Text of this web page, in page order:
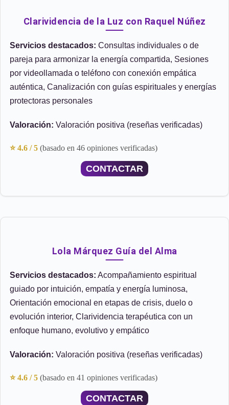
Clarividencia de la Luz con Raquel Núñez
Servicios destacados: Consultas individuales o de
pareja para armonizar la energía compartida, Sesiones
por videollamada o teléfono con conexión empática
auténtica, Canalización con guías espirituales y energías
protectoras personales
Valoración: Valoración positiva (reseñas verificadas)
⭐ 4.6 / 5 (basado en 46 opiniones verificadas)
CONTACTAR
Lola Márquez Guía del Alma
Servicios destacados: Acompañamiento espiritual
guiado por intuición, empatía y energía luminosa,
Orientación emocional en etapas de crisis, duelo o
evolución interior, Clarividencia terapéutica con un
enfoque humano, evolutivo y empático
Valoración: Valoración positiva (reseñas verificadas)
⭐ 4.6 / 5 (basado en 41 opiniones verificadas)
CONTACTAR